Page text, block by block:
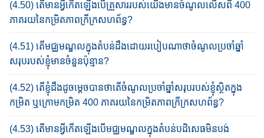
(4.50) តើមានអ្វីកើតឡើងបើ​គ្រួសាររបស់​យើង​មាន​ចំណូលលើស​ពី​​ 400
ភាគរយ​នៃ​​កម្រិត​ភាព​ក្រីក្រ​សហព័ន្ធ​?
(4.51) តើ​មជ្ឈមណ្ឌលក្នុង​តំបន់​ដឹង​ដោយ​របៀបណា​ថា​ចំណូលប្រចាំឆ្នាំ​
សរុប​របស់​ខ្ញុំ​មានចំនួន​ប៉ុន្មាន​?
(4.52) តើខ្ញុំដឹងដូចម្តេចបានថា​តើ​ចំណូល​ប្រចាំឆ្នាំសរុប​របស់ខ្ញុំ​ស្ថិត​ក្នុង
កម្រិត​ ឬ​ក្រោម​​កម្រិត​ 400 ភាគរយនៃ​កម្រិត​ភាព​ក្រីក្រ​សហព័ន្ធ​?
(4.53) តើមានអ្វីកើតឡើង​បើ​មជ្ឈ​មណ្ឌល​ក្នុងតំបន់​បដិសេធ​មិនបង់​